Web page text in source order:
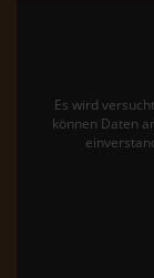
Es wird
können Daten